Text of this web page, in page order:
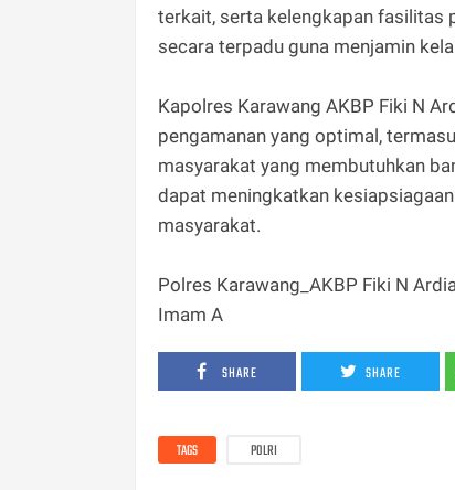
terkait, serta kelengkapan fasilitas
secara terpadu guna menjamin
‎Kapolres Karawang AKBP Fiki N
pengamanan yang optimal,
masyarakat yang membutuhkan
dapat meningkatkan
masyarakat.
‎Polres Karawang_AKBP Fiki N
Imam A
SHARE SHARE
TAGS POLRI